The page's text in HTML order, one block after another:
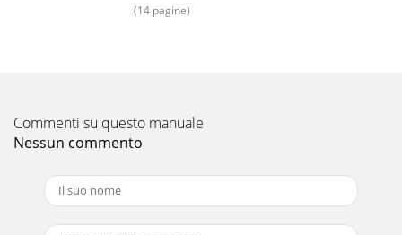
(14 pagine)
Commenti su questo manuale
Nessun commento